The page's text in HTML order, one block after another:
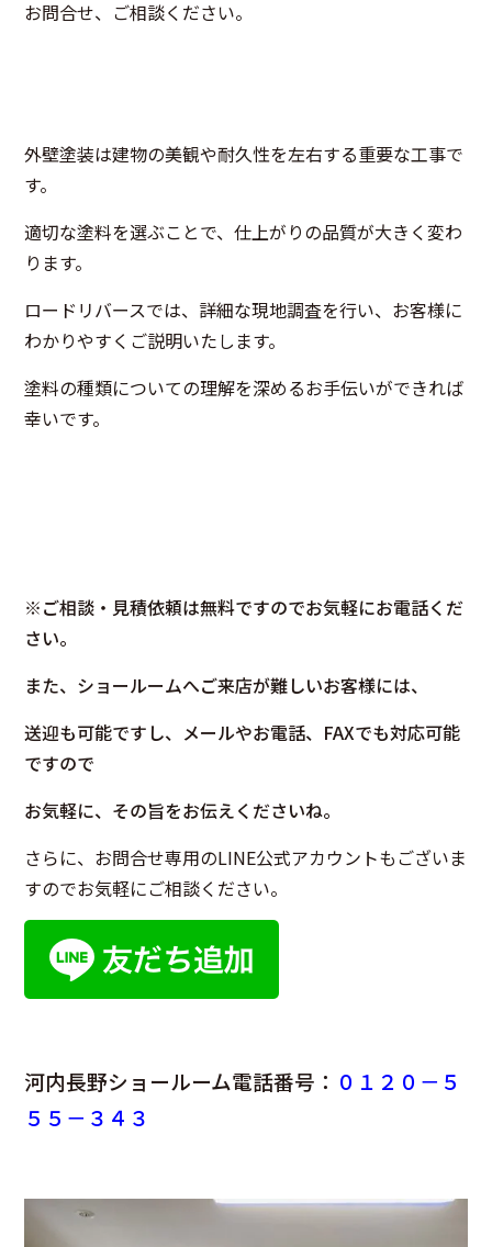
お問合せ、ご相談ください。
外壁塗装は建物の美観や耐久性を左右する重要な工事で
す。
適切な塗料を選ぶことで、仕上がりの品質が大きく変わ
ります。
ロードリバースでは、詳細な現地調査を行い、お客様に
わかりやすくご説明いたします。
塗料の種類についての理解を深めるお手伝いができれば
幸いです。
※ご相談・見積依頼は無料ですのでお気軽にお電話くだ
さい。
また、ショールームへご来店が難しいお客様には、
送迎も可能ですし、メールやお電話、FAXでも対応可能
ですので
お気軽に、その旨をお伝えくださいね。
さらに、お問合せ専用のLINE公式アカウントもございま
すのでお気軽にご相談ください。
河内長野ショールーム電話番号： ０１２０－５
５５－３４３